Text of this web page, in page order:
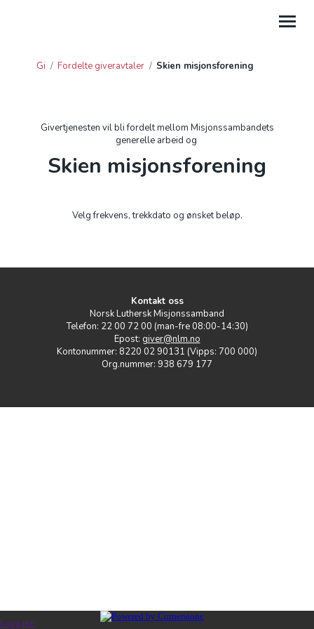
FORDELTE GIVERAVTALER
Gi / Fordelte giveravtaler / Skien misjonsforening
Givertjenesten vil bli fordelt mellom Misjonssambandets
generelle arbeid og
Skien misjonsforening
Velg frekvens, trekkdato og ønsket beløp.
Kontakt oss
Norsk Luthersk Misjonssamband
Telefon: 22 00 72 00 (man-fre 08:00-14:30)
Epost: giver@nlm.no
Kontonummer: 8220 02 90131 (Vipps: 700 000)
Org.nummer: 938 679 177
Logg inn